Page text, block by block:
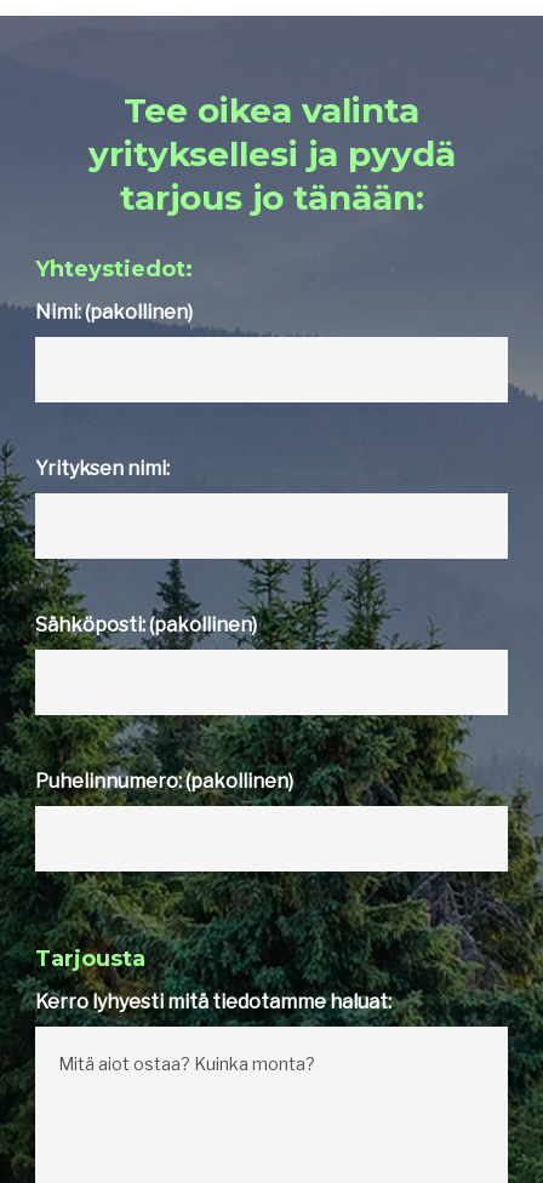
Tee oikea valinta
yrityksellesi ja pyydä
tarjous jo tänään:
Yhteystiedot:
Nimi: (pakollinen)
Yrityksen nimi:
Sähköposti: (pakollinen)
Puhelinnumero: (pakollinen)
Tarjousta
Kerro lyhyesti mitä tiedotamme haluat: